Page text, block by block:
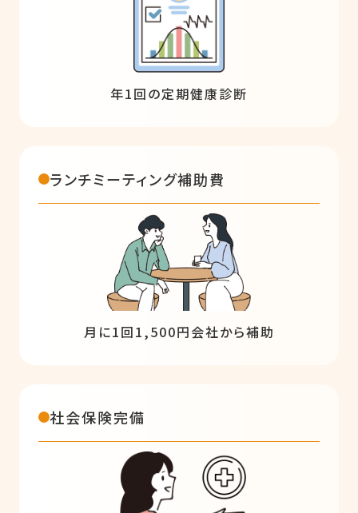
年1回の定期健康診断
ランチミーティング補助費
月に1回1,500円会社から補助
社会保険完備